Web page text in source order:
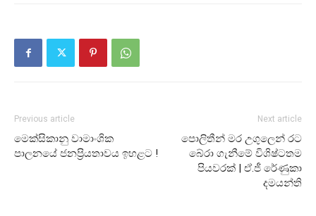
Previous article
මෙක්සිකානු වාමාංශික
පාලනයේ ජනප්‍රියතාවය ඉහළට !
Next article
පොලිතීන් මර උගුලෙන් රට
බේරා ගැනීමේ විශිෂ්ටතම
පියවරක් | ඒ.ජී රේණුකා
දමයන්ති